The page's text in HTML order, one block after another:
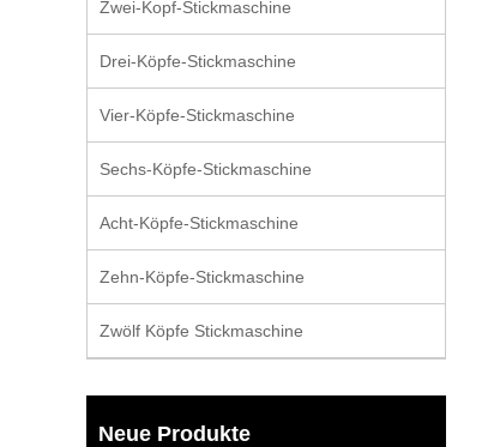
Zwei-Kopf-Stickmaschine
Drei-Köpfe-Stickmaschine
Vier-Köpfe-Stickmaschine
Sechs-Köpfe-Stickmaschine
Acht-Köpfe-Stickmaschine
Zehn-Köpfe-Stickmaschine
Zwölf Köpfe Stickmaschine
Neue Produkte